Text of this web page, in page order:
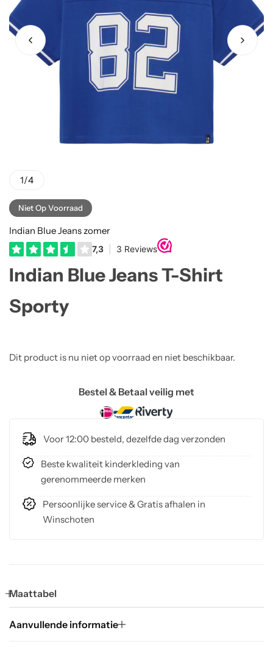
1/4
Niet Op Voorraad
Indian Blue Jeans zomer
Indian Blue Jeans T-Shirt
Sporty
Dit product is nu niet op voorraad en niet beschikbaar.
Bestel & Betaal veilig met
Voor 12:00 besteld, dezelfde dag verzonden
Beste kwaliteit kinderkleding van
gerenommeerde merken
Persoonlijke service & Gratis afhalen in
Winschoten
Maattabel
Aanvullende informatie
Truien
Vesten
Rokjes
T-shirts meisjes
Rellix Zomer
Quapi zomer